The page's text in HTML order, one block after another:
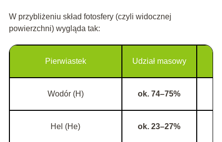
W przybliżeniu skład fotosfery (czyli widocznej
powierzchni) wygląda tak:
Pierwiastek Udział masowy
Wodór (H) ok. 74–75%
Hel (He) ok. 23–27%